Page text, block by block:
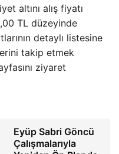
altını alış fiyatı
TL düzeyinde
detaylı listesine
takip etmek
ziyaret
Eyüp Sabri Göncü
Çalışmalarıyla